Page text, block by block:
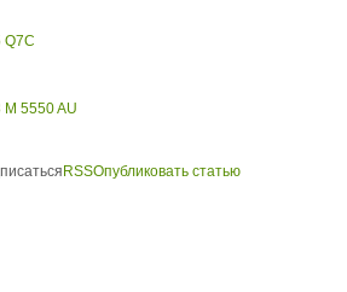
Q7C
5550 AU
RSSОпубликовать статью